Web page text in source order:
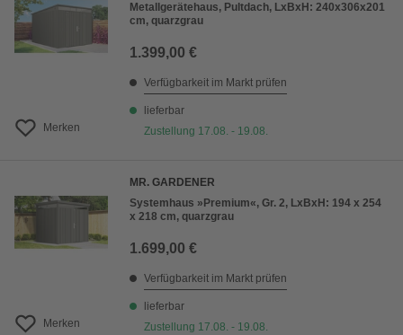
Merken
Metallgerätehaus, Pultdach, LxBxH: 240x306x201
cm, quarzgrau
1.399,00 €
Verfügbarkeit im Markt prüfen
lieferbar
Zustellung 17.08. - 19.08.
Merken
MR. GARDENER
Systemhaus »Premium«, Gr. 2, LxBxH: 194 x 254
x 218 cm, quarzgrau
1.699,00 €
Verfügbarkeit im Markt prüfen
lieferbar
Zustellung 17.08. - 19.08.